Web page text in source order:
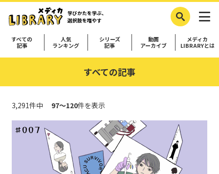
学びかたを学ぶ、
選択肢を増やす
すべての
記事
人気
ランキング
シリーズ
記事
動画
アーカイブ
メディカ
LIBRARYとは
すべての記事
3,291件中 97～120件を表示